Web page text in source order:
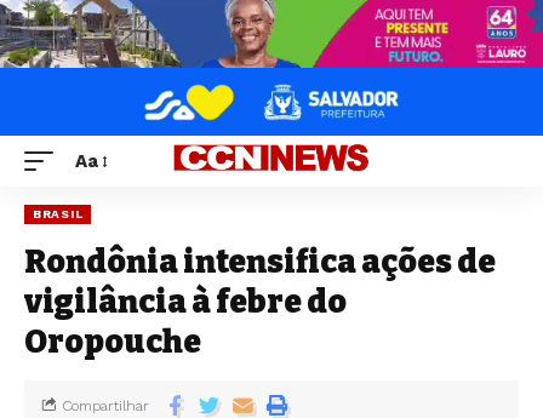
Aa
BRASIL
Rondônia intensifica ações de
vigilância à febre do
Oropouche
Compartilhar